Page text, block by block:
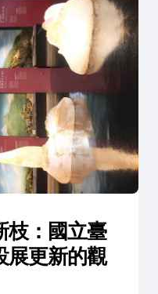
枝：國立臺
展更新的觀